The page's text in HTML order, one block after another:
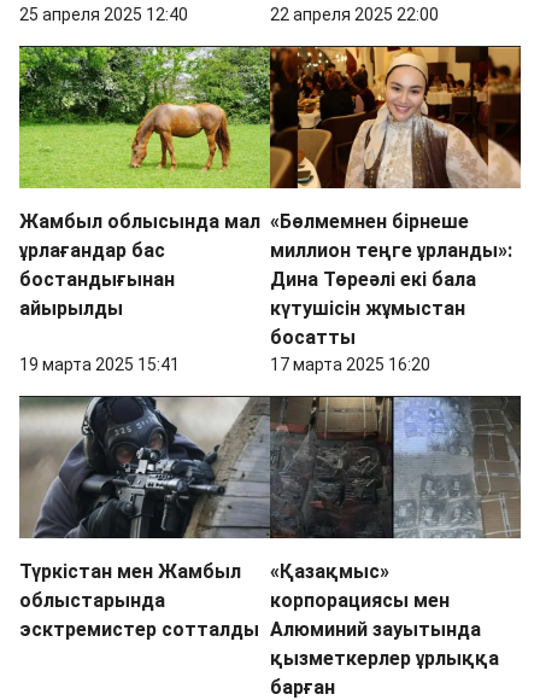
25 апреля 2025 12:40 22 апреля 2025 22:00
Жамбыл облысында мал
ұрлағандар бас
бостандығынан
айырылды
19 марта 2025 15:41
«Бөлмемнен бірнеше
миллион теңге ұрланды»:
Дина Төреәлі екі бала
күтушісін жұмыстан
босатты
17 марта 2025 16:20
Түркістан мен Жамбыл
облыстарында
эсктремистер сотталды
«Қазақмыс»
корпорациясы мен
Алюминий зауытында
қызметкерлер ұрлыққа
барған